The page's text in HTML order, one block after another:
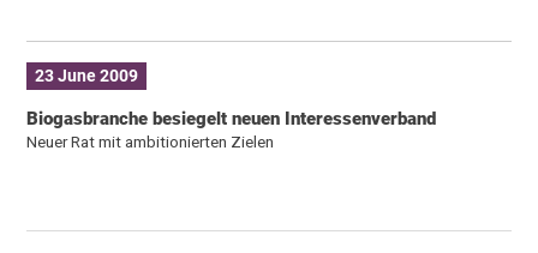
23 June 2009
Biogasbranche besiegelt neuen Interessenverband
Neuer Rat mit ambitionierten Zielen